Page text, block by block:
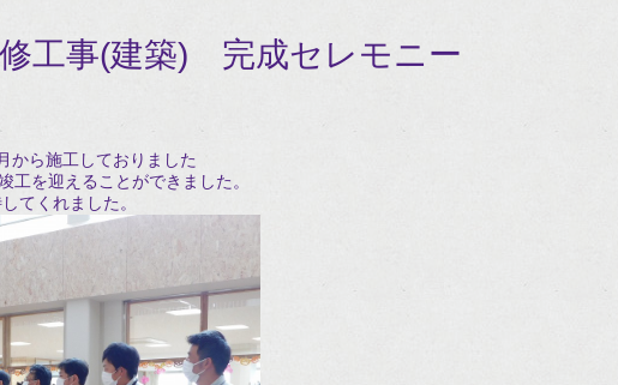
工事(建築) 完成セレモニー
から施工しておりました
工を迎えることができました。
てくれました。